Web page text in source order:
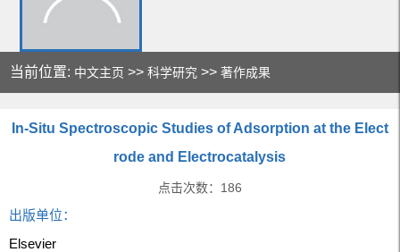
当前位置: 中文主页 >>科学研究 >>著作成果
In-Situ Spectroscopic Studies of Adsorption at the Elect
rode and Electrocatalysis
点击次数： 186
出版单位：
Elsevier